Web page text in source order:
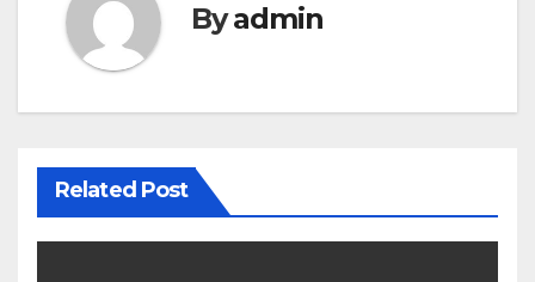
Byadmin
Related Post